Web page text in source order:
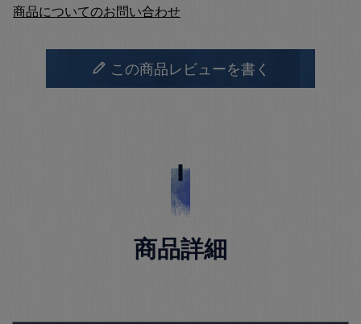
商品についてのお問い合わせ
この商品レビューを書く
商品詳細